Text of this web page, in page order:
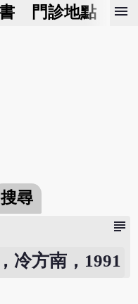
門診地點 預
menu
搜尋
subject
冷方南，1991